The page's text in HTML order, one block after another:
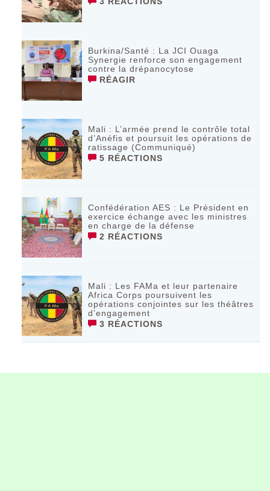
Burkina/Santé : La JCI Ouaga
Synergie renforce son engagement
contre la drépanocytose
RÉAGIR
Mali : L’armée prend le contrôle total
d’Anéfis et poursuit les opérations de
ratissage (Communiqué)
5 RÉACTIONS
Confédération AES : Le Président en
exercice échange avec les ministres
en charge de la défense
2 RÉACTIONS
Mali : Les FAMa et leur partenaire
Africa Corps poursuivent les
opérations conjointes sur les théâtres
d’engagement
3 RÉACTIONS